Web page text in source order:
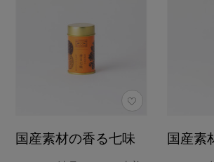
国産素材の香る七味 国産素